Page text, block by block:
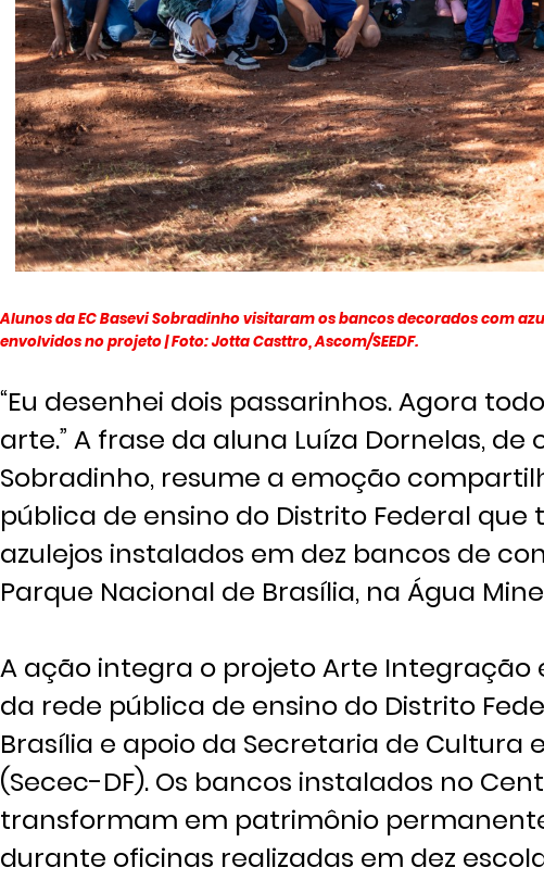
Alunos da EC Basevi Sobradinho visitaram os bancos decorados com
envolvidos no projeto | Foto: Jotta Casttro, Ascom/SEEDF.
“Eu desenhei dois passarinhos. Agora
arte.” A frase da aluna Luíza Dornelas, de
Sobradinho, resume a emoção
pública de ensino do Distrito Federal
azulejos instalados em dez bancos de
Parque Nacional de Brasília, na Água
A ação integra o projeto Arte
da rede pública de ensino do Distrito
Brasília e apoio da Secretaria de Cultura
(Secec-DF). Os bancos instalados no
transformam em patrimônio
durante oficinas realizadas em dez